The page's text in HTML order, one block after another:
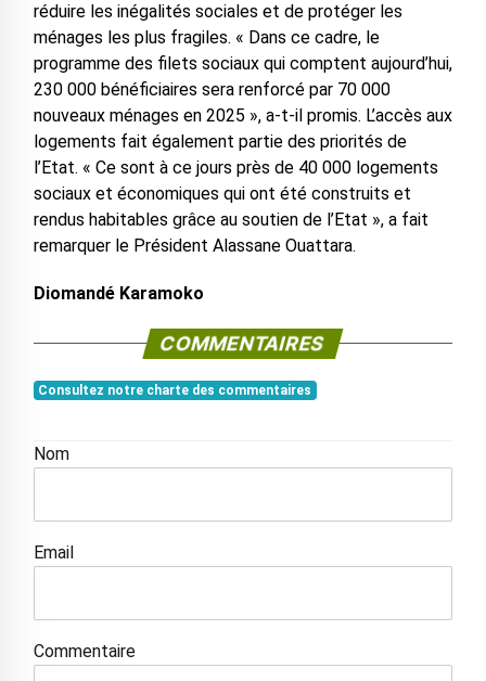
réduire les inégalités sociales et de protéger les
ménages les plus fragiles. « Dans ce cadre, le
programme des filets sociaux qui comptent aujourd’hui,
230 000 bénéficiaires sera renforcé par 70 000
nouveaux ménages en 2025 », a-t-il promis. L’accès aux
logements fait également partie des priorités de
l’Etat. « Ce sont à ce jours près de 40 000 logements
sociaux et économiques qui ont été construits et
rendus habitables grâce au soutien de l’Etat », a fait
remarquer le Président Alassane Ouattara.
Diomandé Karamoko
COMMENTAIRES
Consultez notre charte des commentaires
Nom
Email
Commentaire